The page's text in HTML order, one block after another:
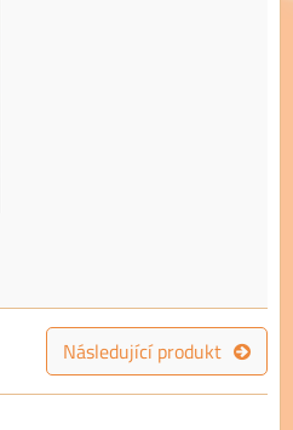
Následující produkt